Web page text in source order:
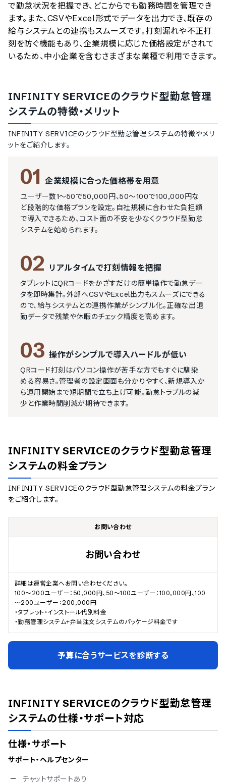
で勤怠状況を把握でき、どこからでも勤務時間を管理でき
ます。また、CSVやExcel形式でデータを出力でき、既存の
給与システムとの連携もスムーズです。打刻漏れや不正打
刻を防ぐ機能もあり、企業規模に応じた価格設定がされて
いるため、中小企業を含むさまざまな業種で利用できます。
INFINITY SERVICEのクラウド型勤怠管理
システムの特徴・メリット
INFINITY SERVICEのクラウド型勤怠管理システムの特徴やメリ
ットをご紹介します。
01 企業規模に合った価格帯を用意
ユーザー数1～50で50,000円、50～100で100,000円な
ど段階的な価格プランを設定。自社規模に合わせた負担額
で導入できるため、コスト面の不安を少なくクラウド型勤怠
システムを始められます。
02 リアルタイムで打刻情報を把握
タブレットにQRコードをかざすだけの簡単操作で勤怠デー
タを即時集計。外部へCSVやExcel出力もスムーズにできる
ので、給与システムとの連携作業がシンプル化。正確な出退
勤データで残業や休暇のチェック精度を高めます。
03 操作がシンプルで導入ハードルが低い
QRコード打刻はパソコン操作が苦手な方でもすぐに馴染
める容易さ。管理者の設定画面も分かりやすく、新規導入か
ら運用開始まで短期間で立ち上げ可能。勤怠トラブルの減
少と作業時間削減が期待できます。
INFINITY SERVICEのクラウド型勤怠管理
システムの料金プラン
INFINITY SERVICEのクラウド型勤怠管理システムの料金プラン
をご紹介します。
お問い合わせ
お問い合わせ
詳細は運営企業へお問い合わせください。
100～200ユーザー：50,000円、50～100ユーザー：100,000円、100
～200ユーザー：200,000円
・タブレット・インストール代別料金
・勤務管理システム+弁当注文システムのパッケージ料金です
予算に合うサービスを診断する
INFINITY SERVICEのクラウド型勤怠管理
システムの仕様・サポート対応
仕様・サポート
サポート・ヘルプセンター
チャットサポートあり